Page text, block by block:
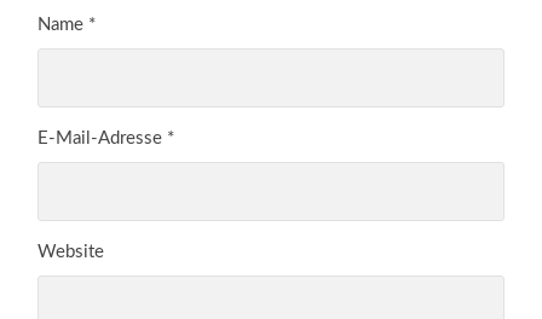
Name *
E-Mail-Adresse *
Website